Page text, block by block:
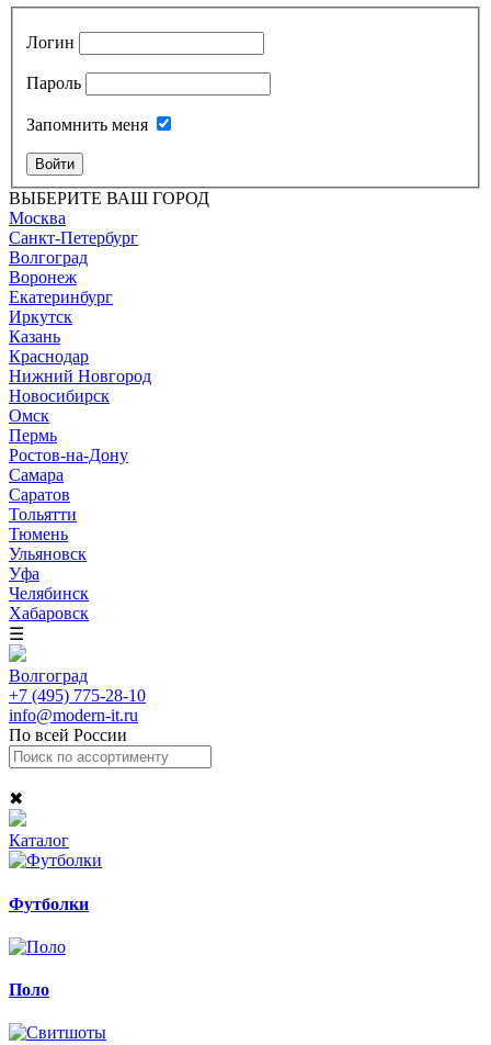
Логин
Пароль
Запомнить меня
Войти
ВЫБЕРИТЕ ВАШ ГОРОД
Москва
Санкт-Петербург
Волгоград
Воронеж
Екатеринбург
Иркутск
Казань
Краснодар
Нижний Новгород
Новосибирск
Омск
Пермь
Ростов-на-Дону
Самара
Саратов
Тольятти
Тюмень
Ульяновск
Уфа
Челябинск
Хабаровск
☰
Волгоград
+7 (495) 775-28-10
info@modern-it.ru
По всей России
✖
Каталог
Футболки
Поло